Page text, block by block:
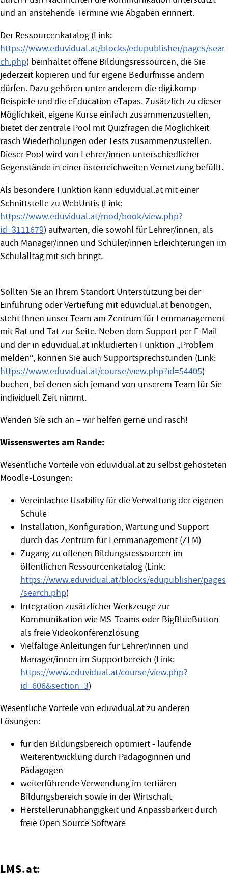
und an anstehende Termine wie Abgaben erinnert.
Der Ressourcenkatalog (Link:
https://www.eduvidual.at/blocks/edupublisher/pages/sear
ch.php) beinhaltet offene Bildungsressourcen, die Sie
jederzeit kopieren und für eigene Bedürfnisse ändern
dürfen. Dazu gehören unter anderem die digi.komp-
Beispiele und die eEducation eTapas. Zusätzlich zu dieser
Möglichkeit, eigene Kurse einfach zusammenzustellen,
bietet der zentrale Pool mit Quizfragen die Möglichkeit
rasch Wiederholungen oder Tests zusammenzustellen.
Dieser Pool wird von Lehrer/innen unterschiedlicher
Gegenstände in einer österreichweiten Vernetzung befüllt.
Als besondere Funktion kann eduvidual.at mit einer
Schnittstelle zu WebUntis (Link:
https://www.eduvidual.at/mod/book/view.php?
id=3111679) aufwarten, die sowohl für Lehrer/innen, als
auch Manager/innen und Schüler/innen Erleichterungen im
Schulalltag mit sich bringt.
Sollten Sie an Ihrem Standort Unterstützung bei der
Einführung oder Vertiefung mit eduvidual.at benötigen,
steht Ihnen unser Team am Zentrum für Lernmanagement
mit Rat und Tat zur Seite. Neben dem Support per E-Mail
und der in eduvidual.at inkludierten Funktion „Problem
melden“, können Sie auch Supportsprechstunden (Link:
https://www.eduvidual.at/course/view.php?id=54405)
buchen, bei denen sich jemand von unserem Team für Sie
individuell Zeit nimmt.
Wenden Sie sich an – wir helfen gerne und rasch!
Wissenswertes am Rande:
Wesentliche Vorteile von eduvidual.at zu selbst gehosteten
Moodle-Lösungen:
Vereinfachte Usability für die Verwaltung der eigenen
Schule
Installation, Konfiguration, Wartung und Support
durch das Zentrum für Lernmanagement (ZLM)
Zugang zu offenen Bildungsressourcen im
öffentlichen Ressourcenkatalog (Link:
https://www.eduvidual.at/blocks/edupublisher/pages
/search.php)
Integration zusätzlicher Werkzeuge zur
Kommunikation wie MS-Teams oder BigBlueButton
als freie Videokonferenzlösung
Vielfältige Anleitungen für Lehrer/innen und
Manager/innen im Supportbereich (Link:
https://www.eduvidual.at/course/view.php?
id=606&section=3)
Wesentliche Vorteile von eduvidual.at zu anderen
Lösungen:
für den Bildungsbereich optimiert - laufende
Weiterentwicklung durch Pädagoginnen und
Pädagogen
weiterführende Verwendung im tertiären
Bildungsbereich sowie in der Wirtschaft
Herstellerunabhängigkeit und Anpassbarkeit durch
freie Open Source Software
LMS.at: